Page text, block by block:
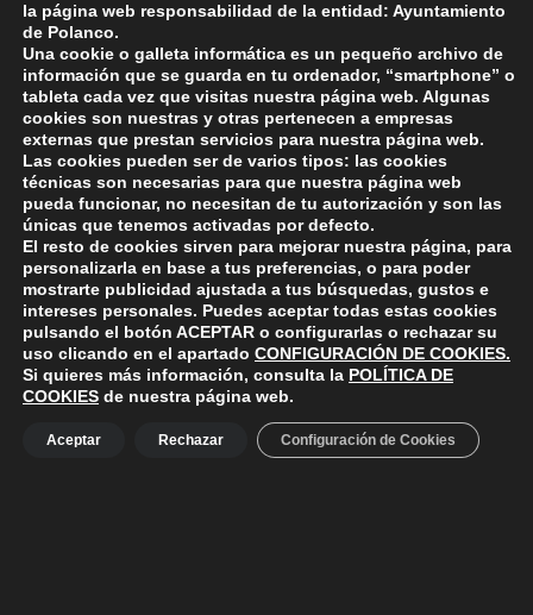
BANDO AYUDAS DEPORTE
Skip back to main navigation
ayuntamiento de polanco
AYUNTAMIENTO DE POLANCO
Ayuntamiento de Polanco. La iglesia R-29 39313 Polanco
Cantabria.
+34 942 82 42 00
+34 942 82 49 75
info@aytopolanco.org
Compromiso con la Protección de Datos Personales
Cookies
Política de Privacidad Declaracion de Accesibilidad
la página web responsabilidad de la entidad: Ayuntamiento
de Polanco.
Una cookie o galleta informática es un pequeño archivo de
información que se guarda en tu ordenador, “smartphone” o
tableta cada vez que visitas nuestra página web. Algunas
cookies son nuestras y otras pertenecen a empresas
externas que prestan servicios para nuestra página web.
Las cookies pueden ser de varios tipos: las cookies
técnicas son necesarias para que nuestra página web
pueda funcionar, no necesitan de tu autorización y son las
únicas que tenemos activadas por defecto.
El resto de cookies sirven para mejorar nuestra página, para
personalizarla en base a tus preferencias, o para poder
mostrarte publicidad ajustada a tus búsquedas, gustos e
intereses personales. Puedes aceptar todas estas cookies
pulsando el botón ACEPTAR o configurarlas o rechazar su
uso clicando en el apartado CONFIGURACIÓN DE COOKIES.
Si quieres más información, consulta la POLÍTICA DE
COOKIES de nuestra página web.
Aceptar Rechazar Configuración de Cookies